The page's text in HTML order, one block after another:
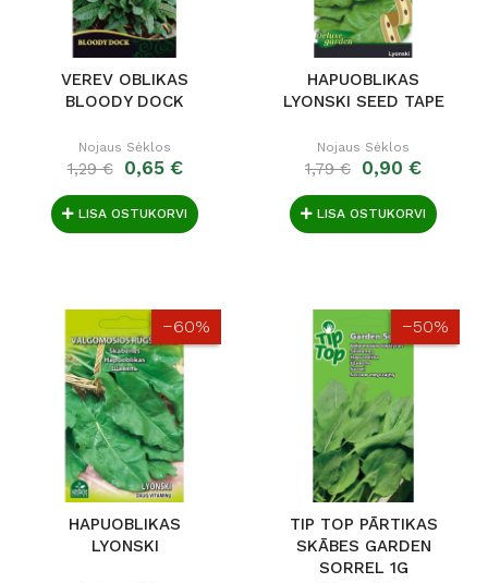
VEREV OBLIKAS
BLOODY DOCK
Nojaus Sėklos
1,29 € 0,65 €
LISA OSTUKORVI
HAPUOBLIKAS
LYONSKI SEED TAPE
Nojaus Sėklos
1,79 € 0,90 €
LISA OSTUKORVI
−60%
HAPUOBLIKAS
LYONSKI
−50%
TIP TOP PĀRTIKAS
SKĀBES GARDEN
SORREL 1G